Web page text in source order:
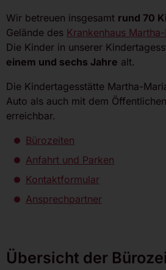
Wir betreuen insgesamt rund 70
Gelände des Krankenhaus
Die Kinder in unserer
einem und sechs Jahre alt.
Die Kindertagesstätte Martha-
Auto als auch mit dem
erreichbar.
Bürozeiten
Anfahrt und Parken
Kontaktformular
Ansprechpartner
Übersicht der